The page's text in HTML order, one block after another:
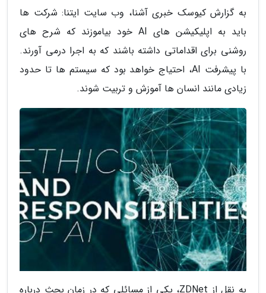
به گزارش کیوسک خبری آشنا، وب سایت ایتنا: شرکت ها
باید به اپلیکیشن های AI خود بیاموزند که شرح های
روشنی برای اقداماتی داشته باشند که به اجرا درمی آورند.
با پیشرفت AI، احتیاج خواهد بود که سیستم ها تا حدود
زیادی مانند انسان ها آموزش و تربیت شوند.
به نقل از ZDNet، یکی از مسائلی که در زمان بحث درباره